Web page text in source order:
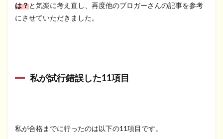
は？と気楽に考え直し、再度他のブロガーさんの記事を参考
にさせていただきました。
私が試行錯誤した11項目
私が合格までに行ったのは以下の11項目です。